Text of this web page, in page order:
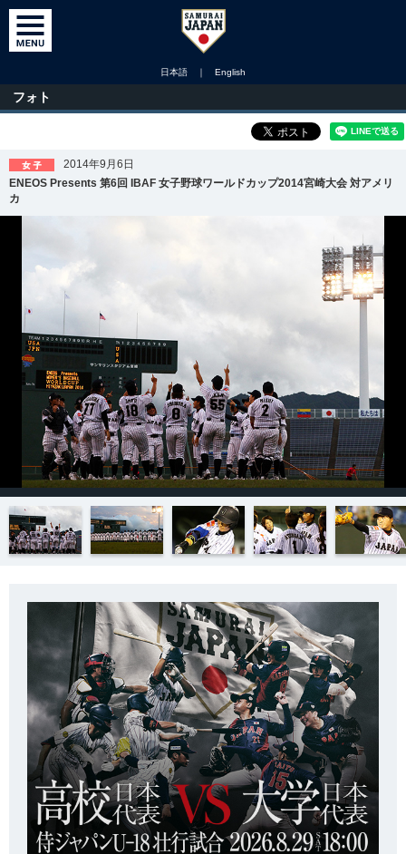
日本語 ｜ English
フォト
2014年9月6日
ENEOS Presents 第6回 IBAF 女子野球ワールドカップ2014宮崎大会 対アメリ
カ